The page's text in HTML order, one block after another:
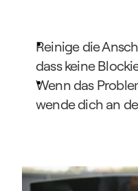
Reinige die
dass keine
Wenn das
wende dich an